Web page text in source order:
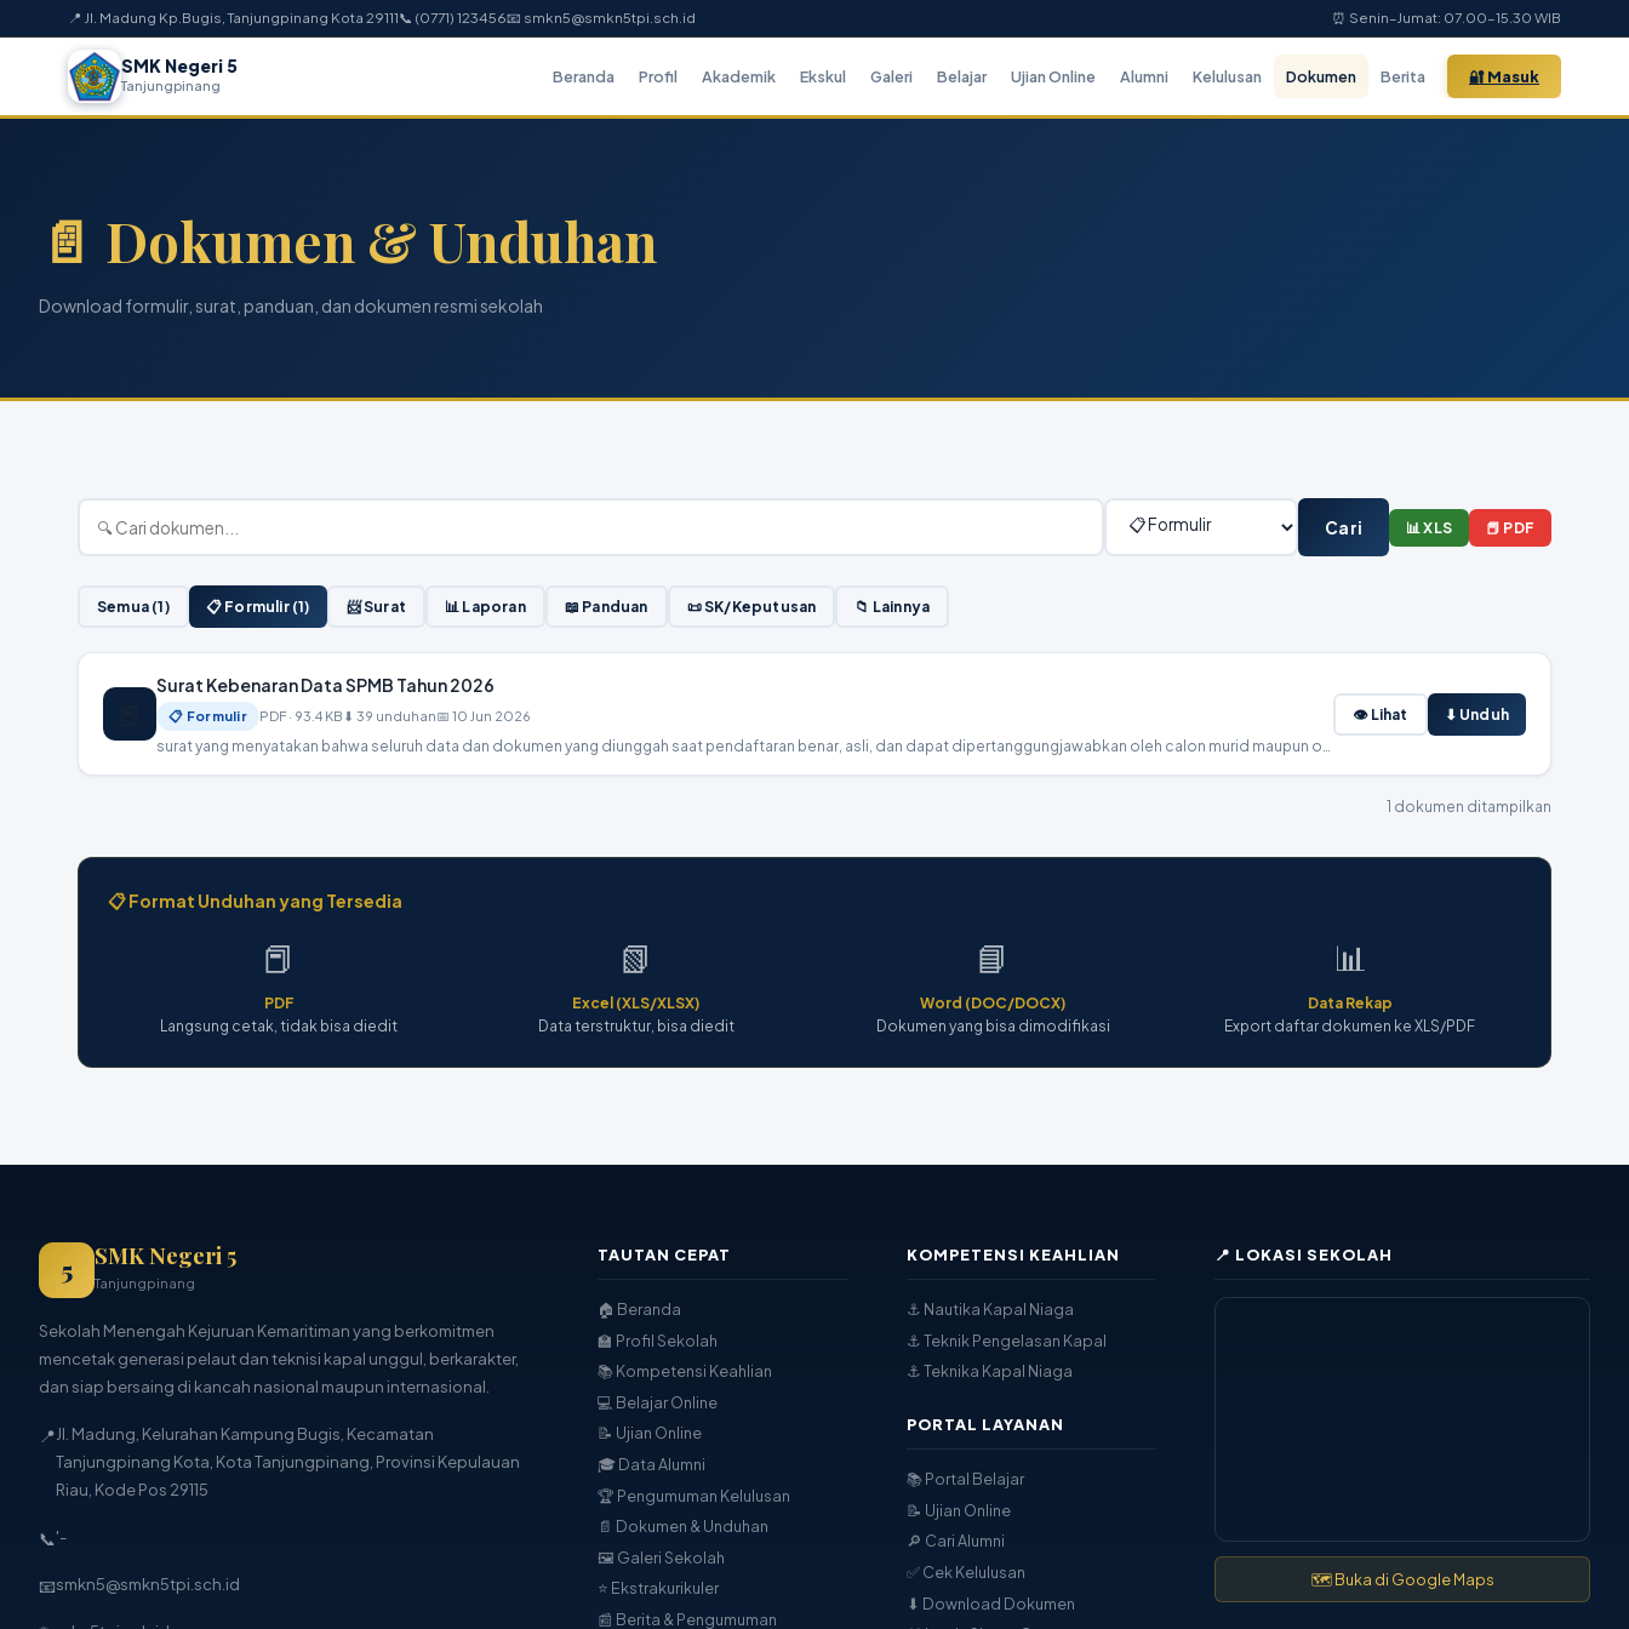
📍 Jl. Madung Kp.Bugis, Tanjungpinang Kota 29111📞 (0771) 123456📧 smkn5@smkn5tpi.sch.id ⏰ Senin–Jumat: 07.00–15.30 WIB
SMK Negeri 5
Tanjungpinang Beranda Profil Akademik Ekskul Galeri Belajar Ujian Online Alumni Kelulusan Dokumen Berita 🔐 Masuk
📄 Dokumen & Unduhan
Download formulir, surat, panduan, dan dokumen resmi sekolah
Cari 📊 XLS 📕 PDF
Semua (1) 📋 Formulir (1) 📨 Surat 📊 Laporan 📖 Panduan 📜 SK/Keputusan 📁 Lainnya
Surat Kebenaran Data SPMB Tahun 2026
📋 Formulir PDF · 93.4 KB ⬇ 39 unduhan📅 10 Jun 2026 👁 Lihat ⬇ Unduh
1 dokumen ditampilkan
📋 Format Unduhan yang Tersedia
📕
PDF
Langsung cetak, tidak bisa diedit
📗
Excel (XLS/XLSX)
Data terstruktur, bisa diedit
📘
Word (DOC/DOCX)
Dokumen yang bisa dimodifikasi
📊
Data Rekap
Export daftar dokumen ke XLS/PDF
5 SMK Negeri 5
Tanjungpinang
Sekolah Menengah Kejuruan Kemaritiman yang berkomitmen
mencetak generasi pelaut dan teknisi kapal unggul, berkarakter,
dan siap bersaing di kancah nasional maupun internasional.
📍Jl. Madung, Kelurahan Kampung Bugis, Kecamatan
Tanjungpinang Kota, Kota Tanjungpinang, Provinsi Kepulauan
Riau, Kode Pos 29115
📞'-
📧smkn5@smkn5tpi.sch.id
TAUTAN CEPAT
🏠 Beranda
🏫 Profil Sekolah
📚 Kompetensi Keahlian
💻 Belajar Online
📝 Ujian Online
🎓 Data Alumni
🏆 Pengumuman Kelulusan
📄 Dokumen & Unduhan
🖼 Galeri Sekolah
⭐ Ekstrakurikuler
📰 Berita & Pengumuman
KOMPETENSI KEAHLIAN
⚓ Nautika Kapal Niaga
⚓ Teknik Pengelasan Kapal
⚓ Teknika Kapal Niaga
PORTAL LAYANAN
📚 Portal Belajar
📝 Ujian Online
🔎 Cari Alumni
✅ Cek Kelulusan
⬇ Download Dokumen
📍 LOKASI SEKOLAH
🗺 Buka di Google Maps